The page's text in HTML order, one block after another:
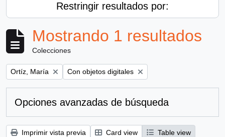
Restringir resultados por:
Mostrando 1 resultados
Colecciones
Remove filter:
Ortíz, María Remove filter:
Con objetos digitales
Opciones avanzadas de búsqueda
Imprimir vista previa Card view
Table view